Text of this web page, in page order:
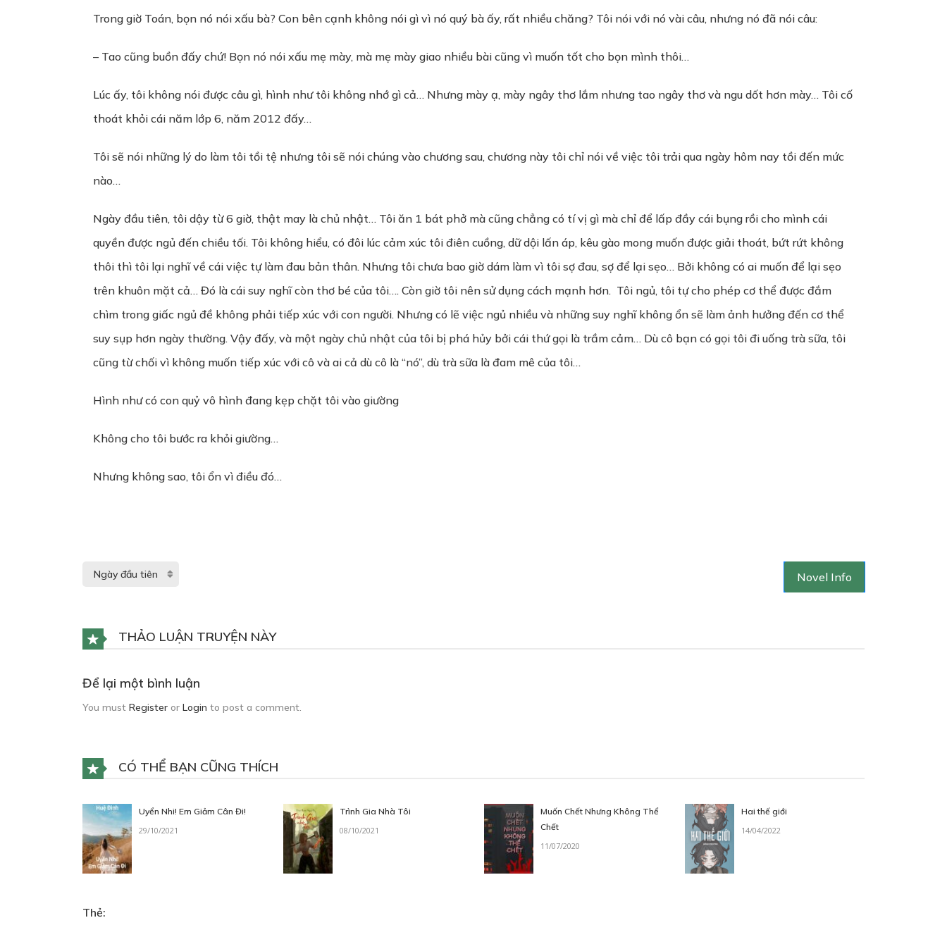
Trong giờ Toán, bọn nó nói xấu bà? Con bên cạnh không nói gì vì nó quý bà ấy, rất nhiều chăng? Tôi nói với nó vài câu, nhưng nó đã nói câu:
– Tao cũng buồn đấy chứ! Bọn nó nói xấu mẹ mày, mà mẹ mày giao nhiều bài cũng vì muốn tốt cho bọn mình thôi…
Lúc ấy, tôi không nói được câu gì, hình như tôi không nhớ gì cả… Nhưng mày ạ, mày ngây thơ lắm nhưng tao ngây thơ và ngu dốt hơn mày… Tôi cố
thoát khỏi cái năm lớp 6, năm 2012 đấy…
Tôi sẽ nói những lý do làm tôi tồi tệ nhưng tôi sẽ nói chúng vào chương sau, chương này tôi chỉ nói về việc tôi trải qua ngày hôm nay tồi đến mức
nào…
Ngày đầu tiên, tôi dậy từ 6 giờ, thật may là chủ nhật… Tôi ăn 1 bát phở mà cũng chẳng có tí vị gì mà chỉ để lấp đầy cái bụng rồi cho mình cái
quyền được ngủ đến chiều tối. Tôi không hiểu, có đôi lúc cảm xúc tôi điên cuồng, dữ dội lấn áp, kêu gào mong muốn được giải thoát, bứt rứt không
thôi thì tôi lại nghĩ về cái việc tự làm đau bản thân. Nhưng tôi chưa bao giờ dám làm vì tôi sợ đau, sợ để lại sẹo… Bởi không có ai muốn để lại sẹo
trên khuôn mặt cả… Đó là cái suy nghĩ còn thơ bé của tôi…. Còn giờ tôi nên sử dụng cách mạnh hơn. Tôi ngủ, tôi tự cho phép cơ thể được đắm
chìm trong giấc ngủ đề không phải tiếp xúc với con người. Nhưng có lẽ việc ngủ nhiều và những suy nghĩ không ổn sẽ làm ảnh hưởng đến cơ thể
suy sụp hơn ngày thường. Vậy đấy, và một ngày chủ nhật của tôi bị phá hủy bởi cái thứ gọi là trầm cảm… Dù cô bạn có gọi tôi đi uống trà sữa, tôi
cũng từ chối vì không muốn tiếp xúc với cô và ai cả dù cô là “nó”, dù trà sữa là đam mê của tôi…
Hình như có con quỷ vô hình đang kẹp chặt tôi vào giường
Không cho tôi bước ra khỏi giường…
Nhưng không sao, tôi ổn vì điều đó…
Novel Info
THẢO LUẬN TRUYỆN NÀY
Để lại một bình luận
You must Register or Login to post a comment.
CÓ THỂ BẠN CŨNG THÍCH
Uyển Nhi! Em Giảm Cân Đi!
29/10/2021
Trình Gia Nhà Tôi
08/10/2021
Muốn Chết Nhưng Không Thể
Chết
11/07/2020
Hai thế giới
14/04/2022
Thẻ: